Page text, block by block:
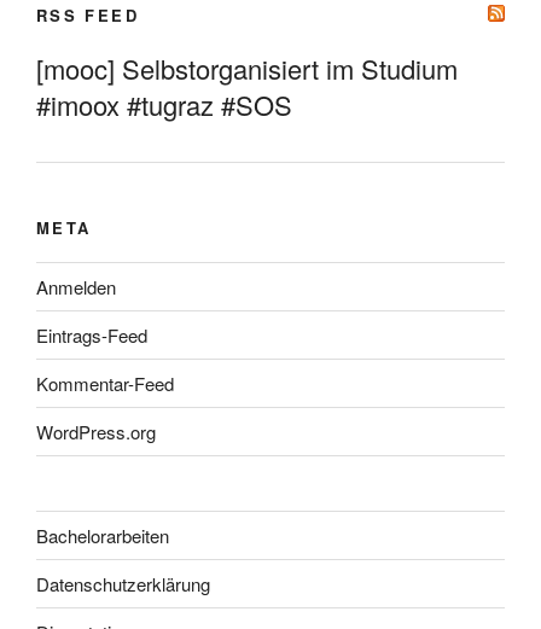
RSS FEED
[mooc] Selbstorganisiert im Studium
#imoox #tugraz #SOS
META
Anmelden
Eintrags-Feed
Kommentar-Feed
WordPress.org
Bachelorarbeiten
Datenschutzerklärung